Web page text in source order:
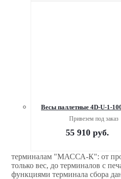
Весы паллетные 4D-U-1-
Привезем под заказ
55 910руб.
терминалам "МАССА-К": от
только вес, до терминалов с
функциями терминала сбора